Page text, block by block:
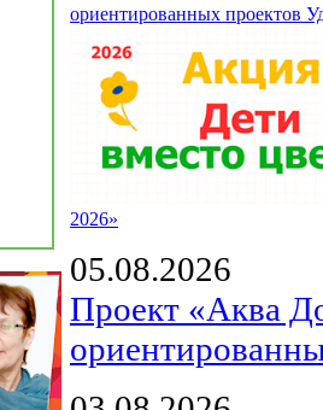
ориентированных проектов
2026»
05.08.2026
Проект «Аква